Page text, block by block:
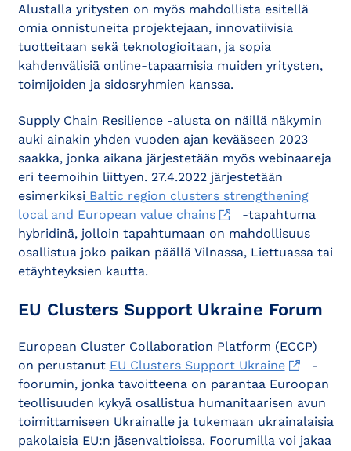
Alustalla yritysten on myös mahdollista esitellä
omia onnistuneita projektejaan, innovatiivisia
tuotteitaan sekä teknologioitaan, ja sopia
kahdenvälisiä online-tapaamisia muiden yritysten,
toimijoiden ja sidosryhmien kanssa.
Supply Chain Resilience -alusta on näillä näkymin
auki ainakin yhden vuoden ajan kevääseen 2023
saakka, jonka aikana järjestetään myös webinaareja
eri teemoihin liittyen. 27.4.2022 järjestetään
esimerkiksi Baltic region clusters strengthening
local and European value chains
-tapahtuma
hybridinä, jolloin tapahtumaan on mahdollisuus
osallistua joko paikan päällä Vilnassa, Liettuassa tai
etäyhteyksien kautta.
EU Clusters Support Ukraine Forum
European Cluster Collaboration Platform (ECCP)
on perustanut EU Clusters Support Ukraine
-
foorumin, jonka tavoitteena on parantaa Euroopan
teollisuuden kykyä osallistua humanitaarisen avun
toimittamiseen Ukrainalle ja tukemaan ukrainalaisia
pakolaisia EU:n jäsenvaltioissa. Foorumilla voi jakaa